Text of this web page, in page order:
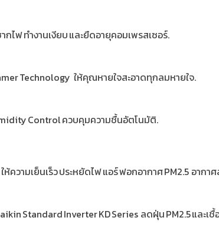
ไฟ ทำงานเงียบ และยืดอายุคอมเพรสเซอร์.
Technology ให้คุณหายใจสะอาดทุกลมหายใจ.
Control ควบคุมความชื้นอัตโนมัติ.
ความเย็นเร็ว ประหยัดไฟ แอร์ ฟอกอากาศ PM2.5 อากา
Standard Inverter KD Series ลดฝุ่น PM2.5 และเชื้